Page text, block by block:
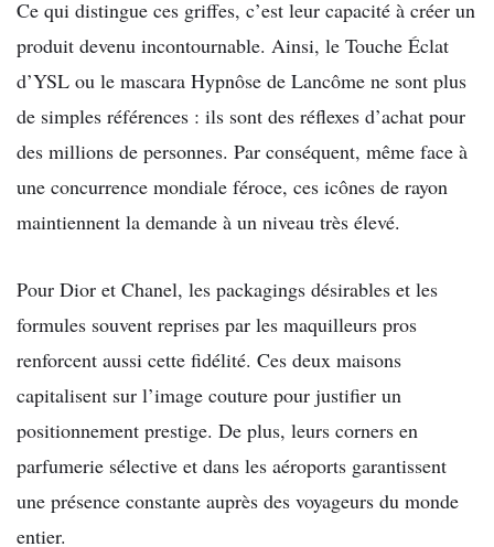
Ce qui distingue ces griffes, c’est leur capacité à créer un
produit devenu incontournable. Ainsi, le Touche Éclat
d’YSL ou le mascara Hypnôse de Lancôme ne sont plus
de simples références : ils sont des réflexes d’achat pour
des millions de personnes. Par conséquent, même face à
une concurrence mondiale féroce, ces icônes de rayon
maintiennent la demande à un niveau très élevé.
Pour Dior et Chanel, les packagings désirables et les
formules souvent reprises par les maquilleurs pros
renforcent aussi cette fidélité. Ces deux maisons
capitalisent sur l’image couture pour justifier un
positionnement prestige. De plus, leurs corners en
parfumerie sélective et dans les aéroports garantissent
une présence constante auprès des voyageurs du monde
entier.